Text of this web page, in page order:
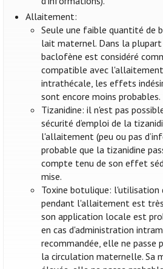
Allaitement:
Seule une faible quantité de
lait maternel. Dans la plupart
baclofène est considéré
compatible avec
intrathécale, les effets
sont encore moins probables.
Tizanidine: il n'est pas
sécurité d’emploi de la
l'allaitement (peu ou pas
probable que la tizanidine
compte tenu de son effet
mise.
Toxine botulique:
pendant l'allaitement est
son application locale est
en cas d'administration
recommandée, elle ne passe
la circulation maternelle. Sa